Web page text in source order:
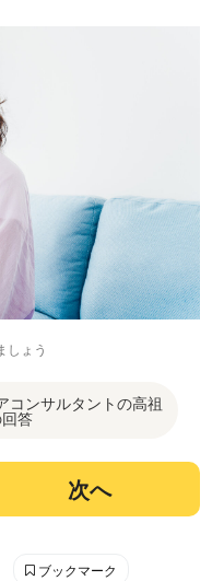
しょう
コンサルタントの高祖
答
次へ
ブックマーク